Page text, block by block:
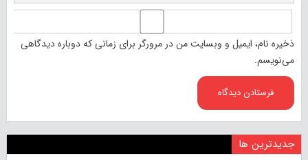
ذخیره نام، ایمیل و وبسایت من در مرورگر برای زمانی که دوباره دیدگاهی
می‌نویسم.
جدیدترین ها